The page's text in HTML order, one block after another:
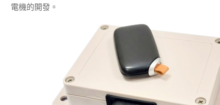
電機的開發。